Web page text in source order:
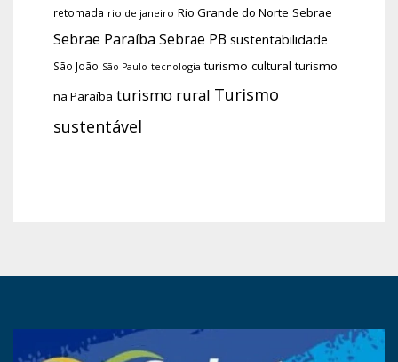
retomada rio de janeiro Rio Grande do Norte Sebrae
Sebrae Paraíba Sebrae PB sustentabilidade
São João São Paulo tecnologia turismo cultural turismo
na Paraíba turismo rural Turismo
sustentável